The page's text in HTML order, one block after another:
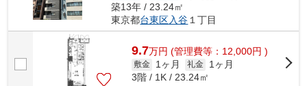
築13年 / 23.24㎡
東京都台東区入谷 １丁目
9.7万円 (管理費等：12,000円 )
敷金 1ヶ月 礼金
1ヶ月
3階 / 1K / 23.24㎡